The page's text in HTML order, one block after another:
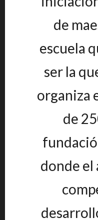
de
escuela
ser la
organiza
de
donde el